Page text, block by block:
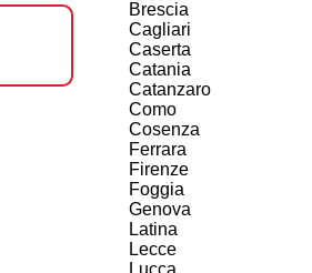
Brescia
Cagliari
Caserta
Catania
Catanzaro
Como
Cosenza
Ferrara
Firenze
Foggia
Genova
Latina
Lecce
Lucca